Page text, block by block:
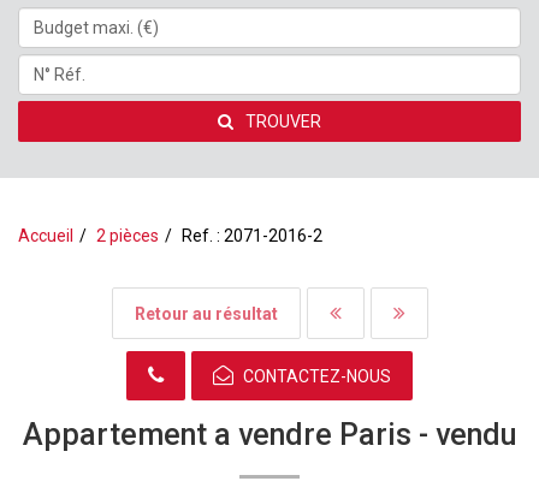
TROUVER
Accueil 2 pièces Ref. : 2071-2016-2
Retour au résultat
CONTACTEZ-NOUS
Appartement a vendre Paris - vendu